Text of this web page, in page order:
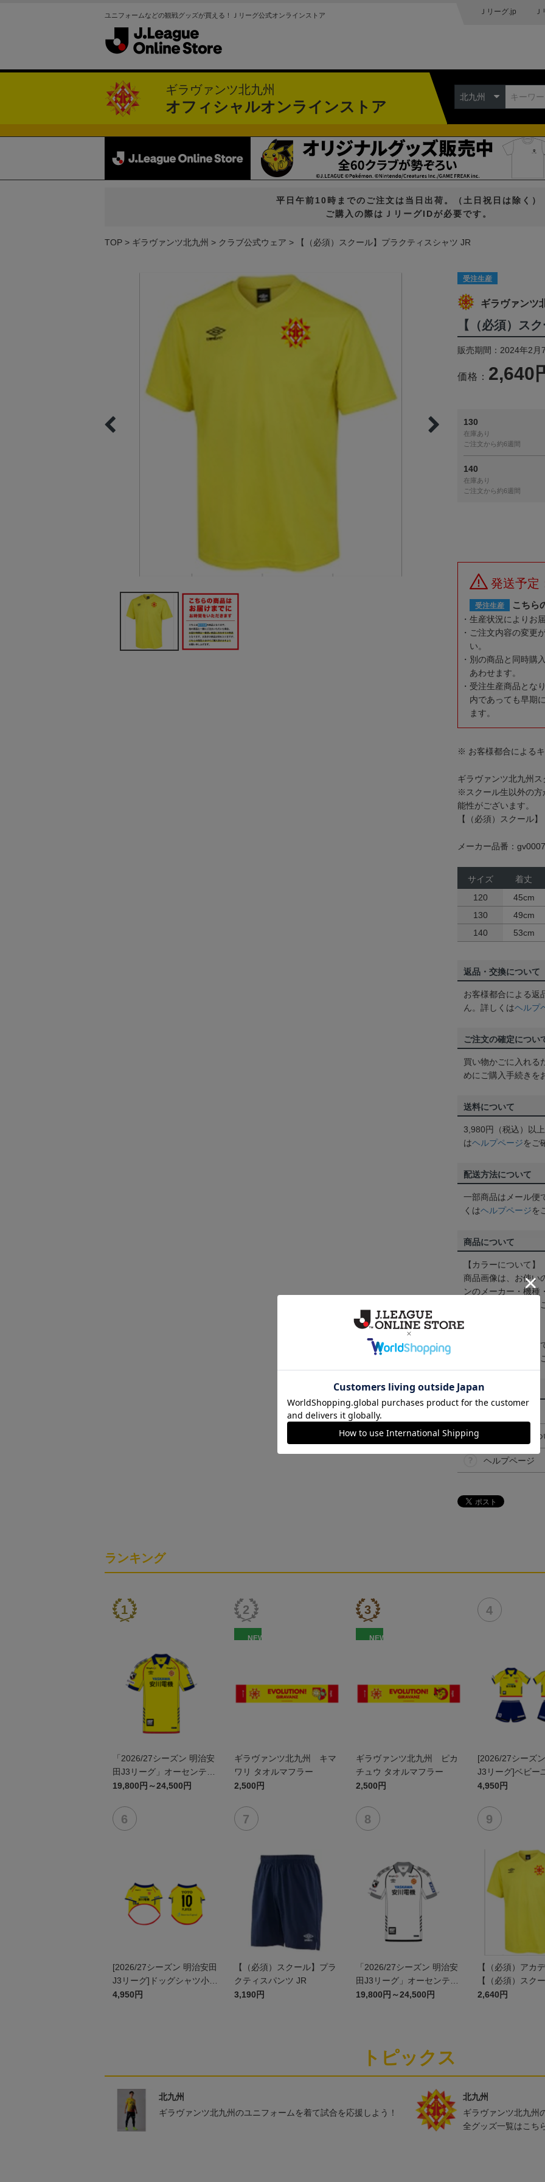
ユニフォームなどの観戦グッズが買える！Ｊリーグ公式オンラインストア Ｊリーグ.jp
ギラヴァンツ北九州
オフィシャルオンラインストア
北九州
平日午前10時までのご注文は当日出荷。（土日祝日は除く）
ご購入の際はＪリーグIDが必要です。
TOP ギラヴァンツ北九州 クラブ公式ウェア 【（必須）スクール】プラクティスシャツ JR
受注生産
ギラヴァンツ
【（必須）ス
販売期間：2024年2月
価格： 2,640
130
在庫あり
ご注文から約6週間
140
在庫あり
ご注文から約6週間
発送予定
受注生産 こちら
生産状況によりお
ご注文内容の変更
い。
別の商品と同時購
あわせます。
受注生産商品とな
内であっても早期
ます。
※ お客様都合による
ギラヴァンツ北九州
※スクール生以外の方
能性がございます。
【（必須）スクール】
メーカー品番：
サイズ
着丈
120
45cm
130
49cm
140
53cm
返品・交換について
お客様都合による返
ん。詳しくはヘルプ
ご注文の確定につい
買い物かごに入れる
めにご購入手続きを
送料について
3,980円（税込）以
はヘルプページをご
配送方法について
一部商品はメール便
くはヘルプページを
商品について
【カラーについて】
商品画像は、お使い
ンのメーカー・機種
なって見える場合
【仕様について】
取り扱い商品によ
予告なく変更にな
その他
ギフト対応に
ヘルプページ
ランキング
「2026/27シーズン 明治安
田J3リーグ」オーセンティ
ックユニフォームFP1st
19,800円～24,500円
NEW
ギラヴァンツ北九州 キマ
ワリ タオルマフラー
2,500円
NEW
ギラヴァンツ北九州 ピカ
チュウ タオルマフラー
2,500円
[2026/27シーズ
J3リーグ]ベビー
ム上下セット
4,950円
[2026/27シーズン 明治安田
J3リーグ]ドッグシャツ小型
犬用(FP1stデザイン)
4,950円
【（必須）スクール】プラ
クティスパンツ JR
3,190円
「2026/27シーズン 明治安
田J3リーグ」オーセンティ
ックユニフォームFP2nd
19,800円～24,500円
【（必須）アカ
【（必須）スク
プラクティスシ
2,640円
トピックス
北九州
ギラヴァンツ北九州のユニフォームを着て試合を応援しよう！
北九州
ギラヴァンツ北九州
全グッズ一覧はこち